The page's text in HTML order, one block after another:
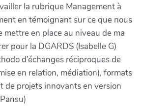
la rubrique Management à
en témoignant sur ce que nous
mettre en place au niveau de ma
pour la DGARDS (Isabelle G)
d’échanges réciproques de
en relation, médiation), formats
de projets innovants en version